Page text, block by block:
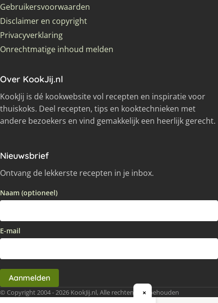
Gebruikersvoorwaarden
Disclaimer en copyright
Privacyverklaring
Onrechtmatige inhoud melden
Over KookJij.nl
KookJij is dé kookwebsite vol recepten en inspiratie voor
thuiskoks. Deel recepten, tips en kooktechnieken met
andere bezoekers en vind gemakkelijk een heerlijk gerecht.
Nieuwsbrief
Ontvang de lekkerste recepten in je inbox.
Naam (optioneel)
E-mail
Aanmelden
© Copyright 2004 - 2026 KookJij.nl, Alle rechten voorbehouden
×